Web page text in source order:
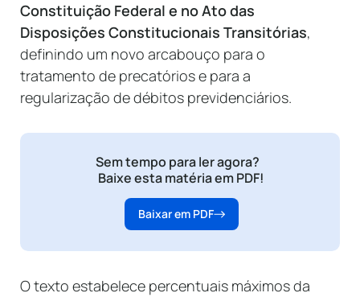
Constituição Federal e no Ato das
Disposições Constitucionais Transitórias,
definindo um novo arcabouço para o
tratamento de precatórios e para a
regularização de débitos previdenciários.
Sem tempo para ler agora?
Baixe esta matéria em PDF!
Baixar em PDF
O texto estabelece percentuais máximos da